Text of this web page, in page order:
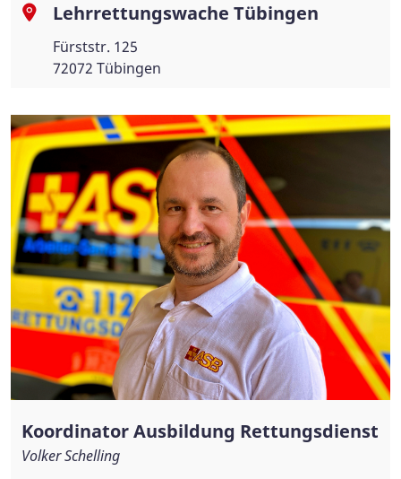
Lehrrettungswache Tübingen
Fürststr. 125
72072 Tübingen
Koordinator Ausbildung Rettungsdienst
Volker Schelling